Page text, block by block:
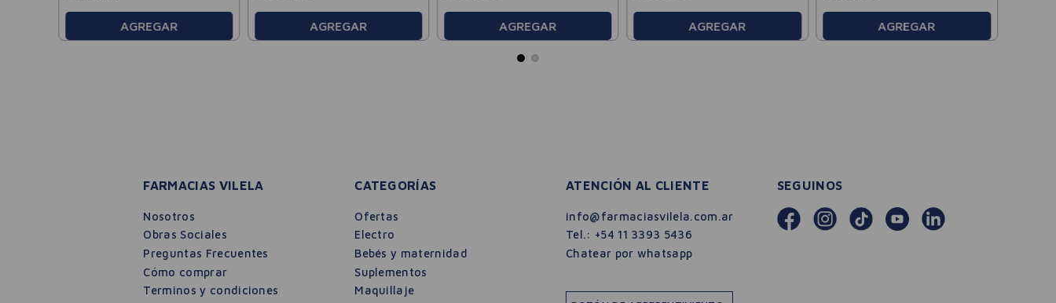
AGREGAR AGREGAR AGREGAR AGREGAR AGREGAR
FARMACIAS VILELA
Nosotros
Obras Sociales
Preguntas Frecuentes
Cómo comprar
Terminos y condiciones
CATEGORÍAS
Ofertas
Electro
Bebés y maternidad
Suplementos
Maquillaje
ATENCIÓN AL CLIENTE
info@farmaciasvilela.com.ar
Tel.: +54 11 3393 5436
Chatear por whatsapp
SEGUINOS